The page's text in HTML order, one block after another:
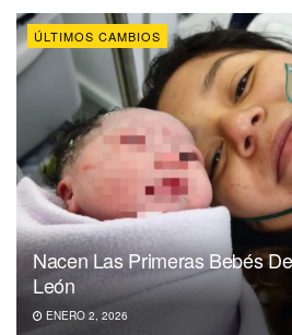
ÚLTIMOS CAMBIOS
Nacen Las Primeras Bebés
León
ENERO 2, 2026